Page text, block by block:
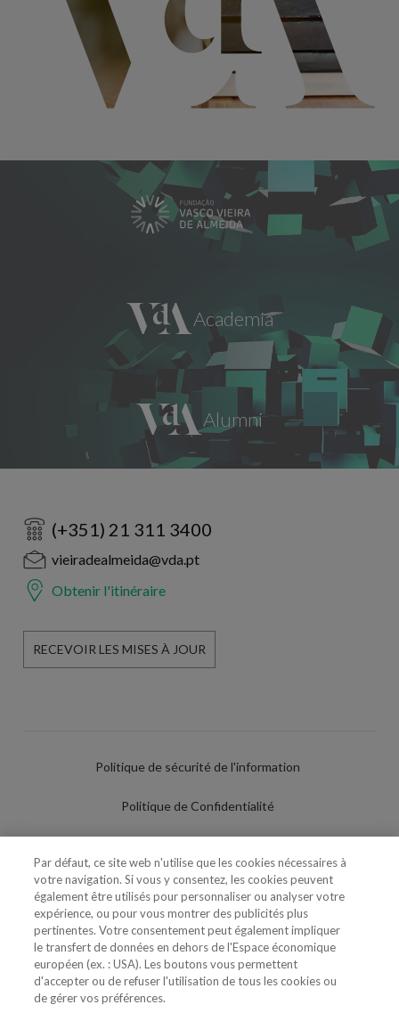
(+351) 21 311 3400
vieiradealmeida@vda.pt
Obtenir l'itinéraire
RECEVOIR LES MISES À JOUR
Politique de sécurité de l'information
Politique de Confidentialité
Politique de Cookies
Paramètres des cookies
Utilisation Frauduleuse du Nom/Brand
Par défaut, ce site web n'utilise que les cookies nécessaires à
votre navigation. Si vous y consentez, les cookies peuvent
également être utilisés pour personnaliser ou analyser votre
expérience, ou pour vous montrer des publicités plus
pertinentes. Votre consentement peut également impliquer
le transfert de données en dehors de l'Espace économique
européen (ex. : USA). Les boutons vous permettent
d'accepter ou de refuser l'utilisation de tous les cookies ou
de gérer vos préférences.